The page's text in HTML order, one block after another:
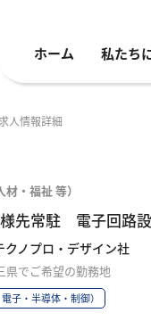
ホーム 私たち
求人情報詳細
・福祉 等）
様先常駐 電子回路
ノプロ・デザイン社
県でご希望の勤務地
子・半導体・制御）